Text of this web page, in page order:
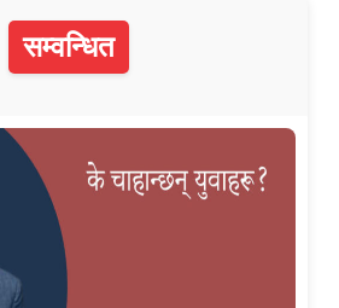
सम्वन्धित